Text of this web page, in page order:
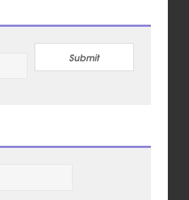
Submit